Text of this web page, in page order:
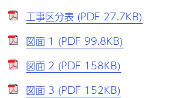
工事区分表 (PDF 27.7KB)
図面 1 (PDF 99.8KB)
図面 2 (PDF 158KB)
図面 3 (PDF 152KB)